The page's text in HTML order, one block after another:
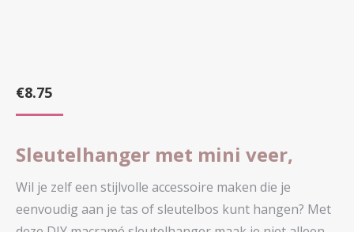
€8.75
Sleutelhanger met mini veer,
Wil je zelf een stijlvolle accessoire maken die je
eenvoudig aan je tas of sleutelbos kunt hangen? Met